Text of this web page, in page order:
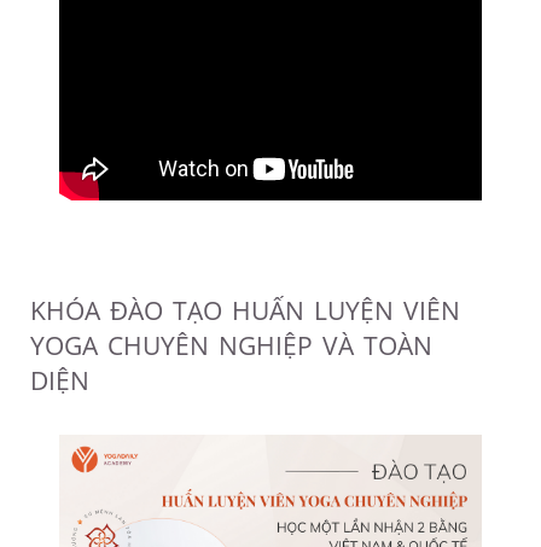
KHÓA ĐÀO TẠO HUẤN LUYỆN VIÊN
YOGA CHUYÊN NGHIỆP VÀ TOÀN
DIỆN